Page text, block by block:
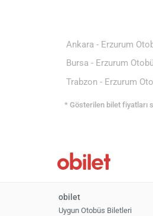
Ankara - Erzurum
Bursa - Erzurum
Trabzon - Erzurum
* Gösterilen bilet fiyatları
obilet
Uygun Otobüs Biletleri